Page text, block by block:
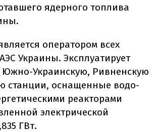
ядерного топлива
оператором всех
Украины. Эксплуатирует
Украинскую, Ривненскую
станции, оснащенные водо-
реакторами
электрической
ГВт.